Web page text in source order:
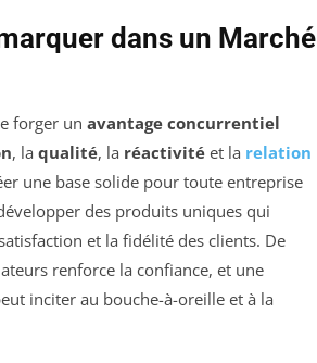
dans un Marché
forger un avantage concurrentiel
, la qualité, la réactivité et la relation
une base solide pour toute entreprise
des produits uniques qui
et la fidélité des clients. De
renforce la confiance, et une
inciter au bouche-à-oreille et à la